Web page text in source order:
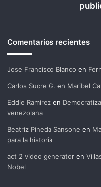
Comentarios recientes
Jose Francisco Blanco en
Carlos Sucre G. en Maribel
Eddie Ramirez en
venezolana
Beatriz Pineda Sansone en
para la historia
act 2 video generator en
Nobel